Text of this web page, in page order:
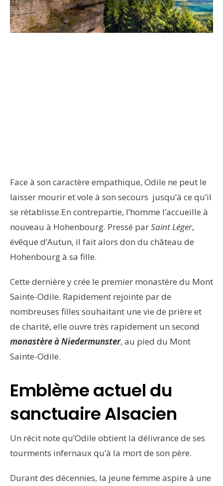
Face à son caractère empathique, Odile ne peut le
laisser mourir et vole à son secours jusqu’à ce qu’il
se rétablisse.En contrepartie, l’homme l’accueille à
nouveau à Hohenbourg. Pressé parSaint Léger,
évêque d’Autun, il fait alors don du château de
Hohenbourg à sa fille.
Cette dernière y crée le premier monastère du Mont
Sainte-Odile. Rapidement rejointe par de
nombreuses filles souhaitant une vie de prière et
de charité, elle ouvre très rapidement un second
monastère à Niedermunster, au pied du Mont
Sainte-Odile.
Emblème actuel du
sanctuaire Alsacien
Un récit note qu’Odile obtient la délivrance de ses
tourments infernaux qu’à la mort de son père.
Durant des décennies, la jeune femme aspire à une